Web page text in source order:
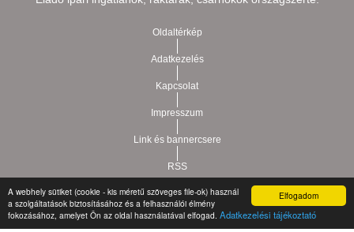
Elfogadom
A webhely sütiket (cookie - kis méretű szöveges file-ok) használ
a szolgáltatások biztosításához és a felhasználói élmény
fokozásához, amelyet Ön az oldal használatával elfogad. Adatkezelési tájékoztató
Oldaltérkép
Adatkezelés
Kapcsolat
Impresszum
Link és bannercsere
RSS
Copyright © 2021.Vár-Köz Kft. - Ingatlan nyilvántartó, ügyviteli és
adminisztrációs szoftver